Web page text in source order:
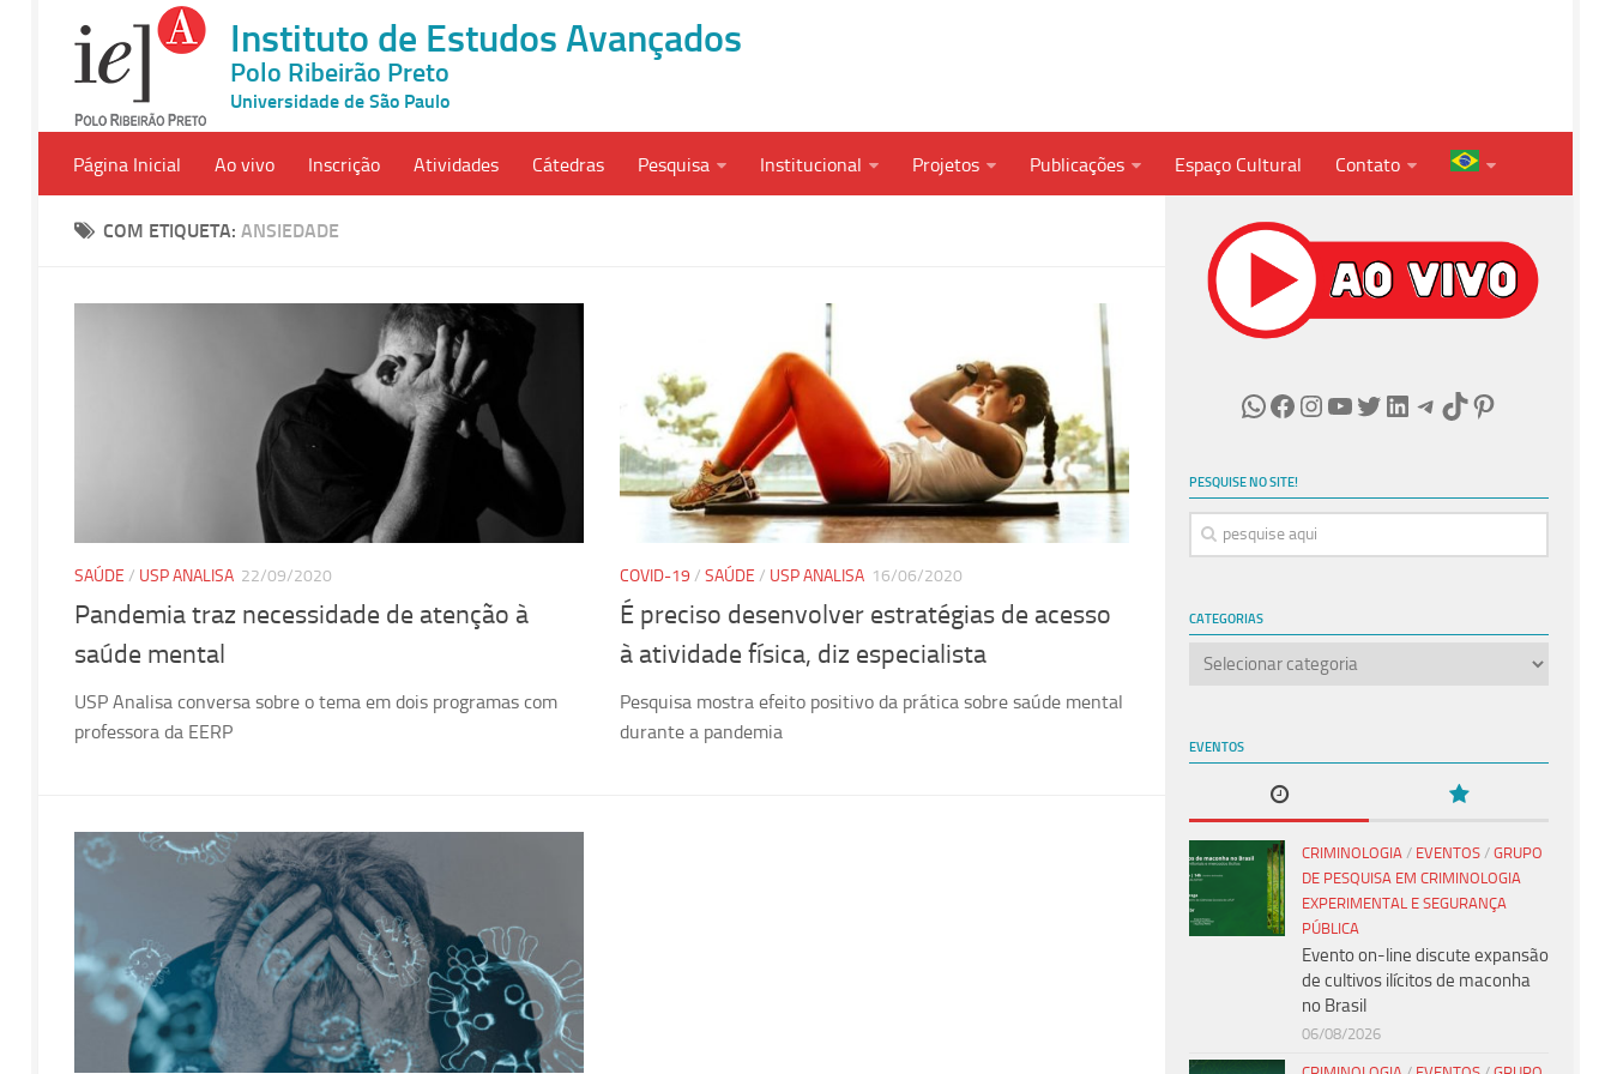
Instituto de Estudos Avançados
Polo Ribeirão Preto
Universidade de São Paulo
Página Inicial Ao vivo Inscrição Atividades Cátedras Pesquisa Institucional Projetos Publicações Espaço Cultural Contato
COM ETIQUETA: ANSIEDADE
SAÚDE / USP ANALISA 22/09/2020
Pandemia traz necessidade de atenção à
saúde mental
USP Analisa conversa sobre o tema em dois programas com
professora da EERP
COVID-19 / SAÚDE / USP ANALISA 16/06/2020
É preciso desenvolver estratégias de acesso
à atividade física, diz especialista
Pesquisa mostra efeito positivo da prática sobre saúde mental
durante a pandemia
WhatsApp
Facebook
Instagram
Youtube
Twitter
LinkedIn
Telegram
TikTokPinterest
PESQUISE NO SITE!
CATEGORIAS
Categorias
EVENTOS
CRIMINOLOGIA / EVENTOS / GRUPO
DE PESQUISA EM CRIMINOLOGIA
EXPERIMENTAL E SEGURANÇA
PÚBLICA
Evento on-line discute expansão
de cultivos ilícitos de maconha
no Brasil
06/08/2026